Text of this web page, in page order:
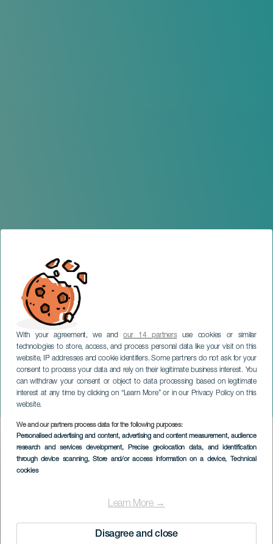
With your agreement, we andour 14 partnersuse cookies or similar
technologies to store, access, and process personal data like your visit on this
website, IP addresses and cookie identifiers. Some partners do not ask for your
consent to process your data and rely on their legitimate business interest. You
can withdraw your consent or object to data processing based on legitimate
interest at any time by clicking on “Learn More” or in our Privacy Policy on this
website.
We and our partners process data for the following purposes:
Personalised advertising and content, advertising and content measurement, audience
research and services development, Precise geolocation data, and identification
through device scanning, Store and/or access information on a device, Technical
cookies
Learn More →
Disagree and close
Die Salsa-Route in Puerto
de la Cruz
TENERIFE
Imagen
Listado